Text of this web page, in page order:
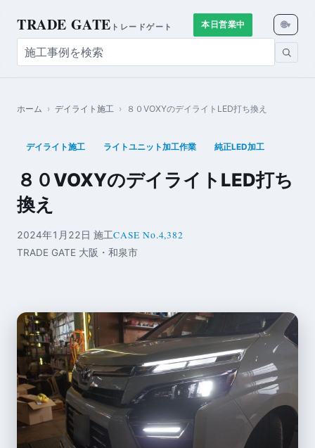
TRADE GATE トレードゲート 本日営業中 🌐▾
ホーム › デイライト施工 › ８０VOXYのデイライトLED打ち換え
デイライト施工 ライトユニット加工作業 純正LED加工
８０VOXYのデイライトLED打ち
換え
2024年1月22日 施工CASE No.4,382
TRADE GATE 大阪・和泉市